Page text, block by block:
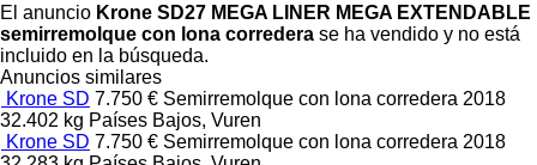
El anuncio Krone SD27 MEGA LINER MEGA EXTENDABLE
semirremolque con lona corredera se ha vendido y no está
incluido en la búsqueda.
Anuncios similares
Krone SD 7.750 € Semirremolque con lona corredera 2018
32.402 kg Países Bajos, Vuren
Krone SD 7.750 € Semirremolque con lona corredera 2018